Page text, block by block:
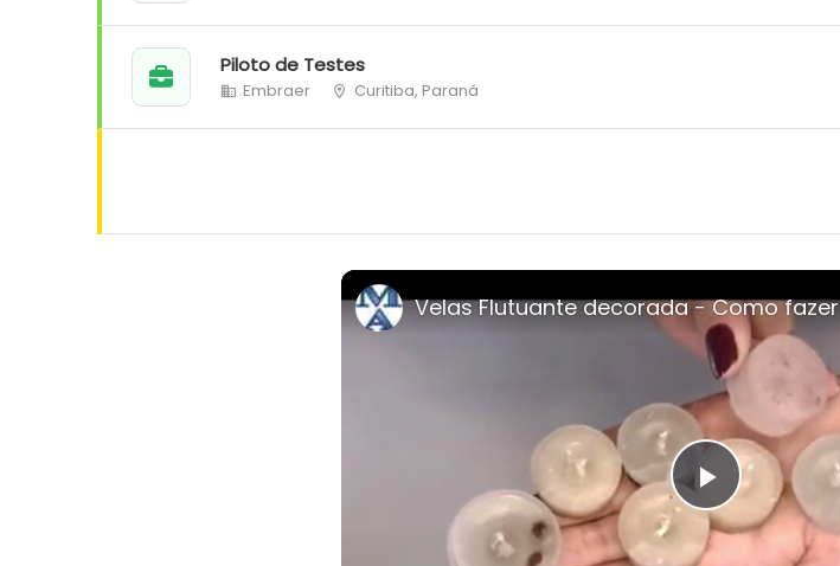
Piloto de Testes
Embraer Curitiba, Paraná
Play
Velas Flutuante decorada - Como fazer